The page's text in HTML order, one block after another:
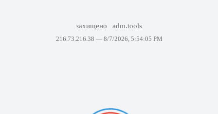
захищено adm.tools
216.73.216.38 — 8/7/2026, 5:54:05 PM